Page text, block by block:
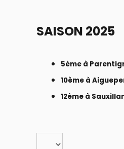
SAISON 2025
5ème à
10ème à
12ème à